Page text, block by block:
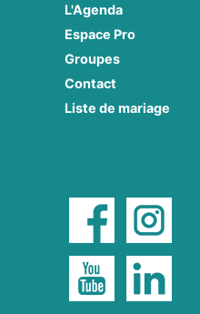
L'Agenda
Espace Pro
Groupes
Contact
Liste de mariage